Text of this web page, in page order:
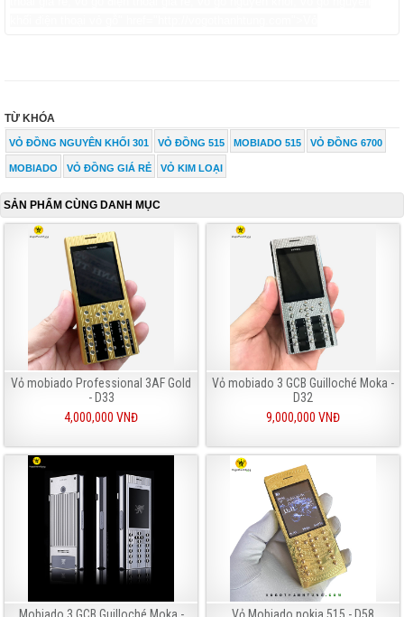
TỪ KHÓA
VỎ ĐỒNG NGUYÊN KHỐI 301 VỎ ĐỒNG 515 MOBIADO 515 VỎ ĐỒNG 6700
MOBIADO VỎ ĐỒNG GIÁ RẺ VỎ KIM LOẠI
SẢN PHẨM CÙNG DANH MỤC
Vỏ mobiado Professional 3AF Gold
- D33
4,000,000 VNĐ
Vỏ mobiado 3 GCB Guilloché Moka -
D32
9,000,000 VNĐ